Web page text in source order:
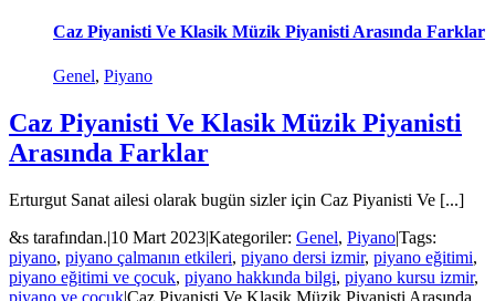
Caz Piyanisti Ve Klasik Müzik Piyanisti Arasında Farklar
Genel, Piyano
Caz Piyanisti Ve Klasik Müzik Piyanisti
Arasında Farklar
Erturgut Sanat ailesi olarak bugün sizler için Caz Piyanisti Ve [...]
&s tarafından.|10 Mart 2023|Kategoriler: Genel, Piyano|Tags:
piyano, piyano çalmanın etkileri, piyano dersi izmir, piyano eğitimi,
piyano eğitimi ve çocuk, piyano hakkında bilgi, piyano kursu izmir,
piyano ve çocuk|Caz Piyanisti Ve Klasik Müzik Piyanisti Arasında